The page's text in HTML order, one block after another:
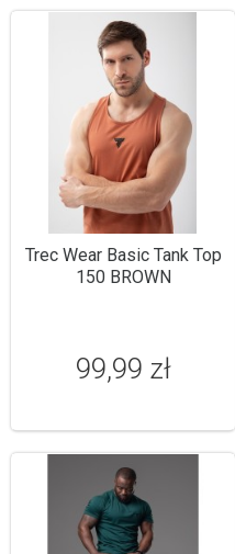
Trec Wear Basic Tank Top
150 BROWN
99,99 zł